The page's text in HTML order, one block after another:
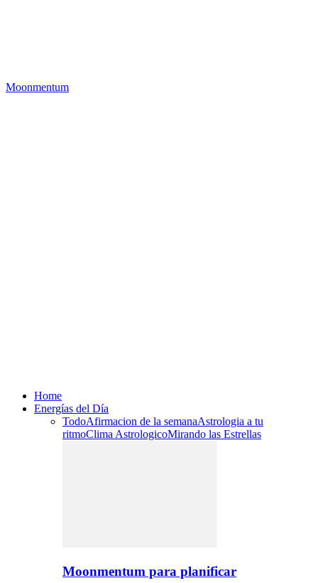
Moonmentum
Home
Energías del Día
TodoAfirmacion de la semanaAstrologia a tu
ritmoClima AstrologicoMirando las Estrellas
Moonmentum para planificar